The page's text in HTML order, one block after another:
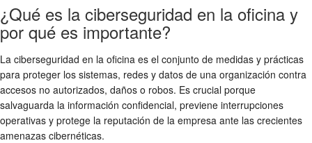
¿Qué es la ciberseguridad en la oficina y
por qué es importante?
La ciberseguridad en la oficina es el conjunto de medidas y prácticas
para proteger los sistemas, redes y datos de una organización contra
accesos no autorizados, daños o robos. Es crucial porque
salvaguarda la información confidencial, previene interrupciones
operativas y protege la reputación de la empresa ante las crecientes
amenazas cibernéticas.